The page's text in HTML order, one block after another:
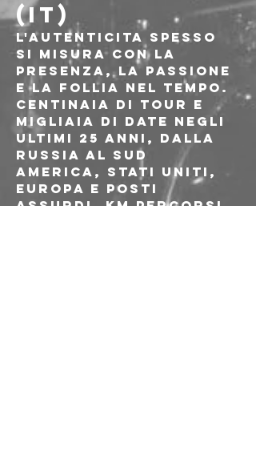
(IT)
L'autenticita spesso
si misura con la
presenza, la passione
e la follia nel tempo.
Centinaia di tour e
migliaia di date negli
ultimi 25 anni, dalla
Russia al Sud
America, Stati Uniti,
Europa e posti
assurdi, km percorsi